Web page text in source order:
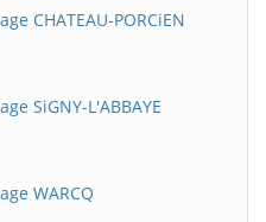
CHATEAU-PORCiEN
SiGNY-L'ABBAYE
WARCQ